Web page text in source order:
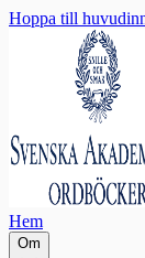
Hoppa till
Hem
Om